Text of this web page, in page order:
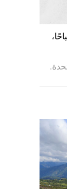
عند الساعة 8:15 صباحًا،